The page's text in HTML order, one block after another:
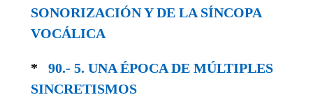
SONORIZA­CIÓN Y DE LA SÍNCOPA
VOCÁLICA
* 90.- 5. UNA ÉPOCA DE MÚLTIPLES
SINCRE­TISMOS